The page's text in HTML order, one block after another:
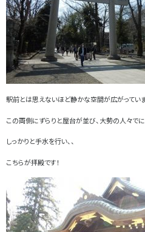
駅前とは思えないほど静かな空間が広がってい
この両側にずらりと屋台が並び、大勢の人々でに
しっかりと手水を行い、、
こちらが拝殿です！